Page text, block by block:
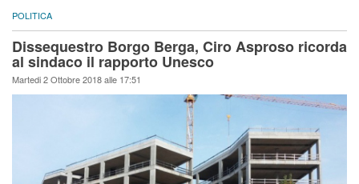
POLITICA
Dissequestro Borgo Berga, Ciro Asproso ricorda
al sindaco il rapporto Unesco
Martedi 2 Ottobre 2018 alle 17:51